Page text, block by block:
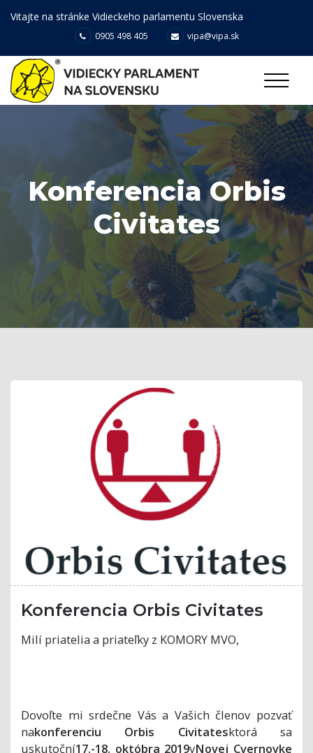
Vitajte na stránke Vidieckeho parlamentu Slovenska
0905 498 405 vipa@vipa.sk
Konferencia Orbis
Civitates
Konferencia Orbis Civitates
Milí priatelia a priateľky z KOMORY MVO,
Dovoľte mi srdečne Vás a Vašich členov pozvať
nakonferenciu Orbis Civitatesktorá sa
uskutoční17.-18. októbra 2019vNovej Cvernovke